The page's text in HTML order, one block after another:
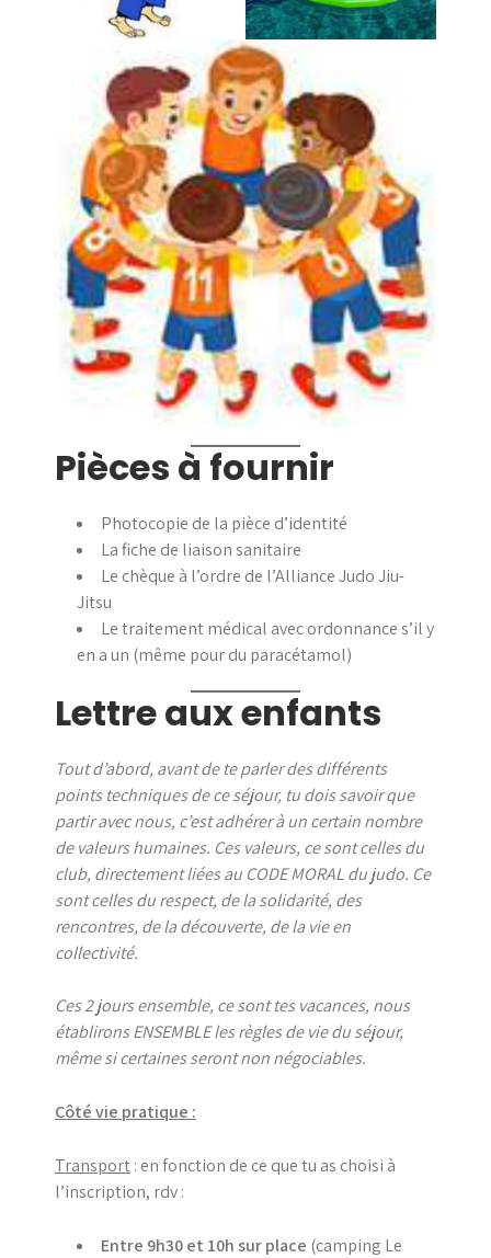
Pièces à fournir
Photocopie de la pièce d’identité
La fiche de liaison sanitaire
Le chèque à l’ordre de l’Alliance Judo Jiu-
Jitsu
Le traitement médical avec ordonnance s’il y
en a un (même pour du paracétamol)
Lettre aux enfants
Tout d’abord, avant de te parler des différents
points techniques de ce séjour, tu dois savoir que
partir avec nous, c’est adhérer à un certain nombre
de valeurs humaines. Ces valeurs, ce sont celles du
club, directement liées au CODE MORAL du judo. Ce
sont celles du respect, de la solidarité, des
rencontres, de la découverte, de la vie en
collectivité.
Ces 2 jours ensemble, ce sont tes vacances, nous
établirons ENSEMBLE les règles de vie du séjour,
même si certaines seront non négociables.
Côté vie pratique :
Transport: en fonction de ce que tu as choisi à
l’inscription, rdv :
Entre 9h30 et 10h sur place (camping Le